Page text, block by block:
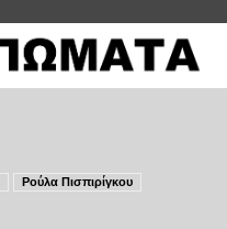
Ρούλα Πισπιρίγκου